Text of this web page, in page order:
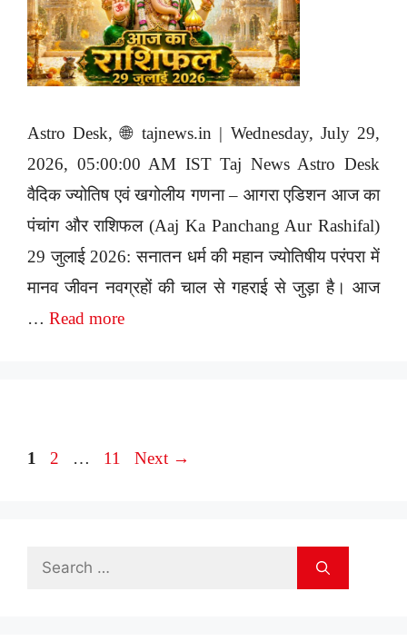
Astro Desk, 🌐 tajnews.in | Wednesday, July 29,
2026, 05:00:00 AM IST Taj News Astro Desk
वैदिक ज्योतिष एवं खगोलीय गणना – आगरा एडिशन आज का
पंचांग और राशिफल (Aaj Ka Panchang Aur Rashifal)
29 जुलाई 2026: सनातन धर्म की महान ज्योतिषीय परंपरा में
मानव जीवन नवग्रहों की चाल से गहराई से जुड़ा है। आज
… Read more
Page
1 Page
2 … Page
11 Next →
Search